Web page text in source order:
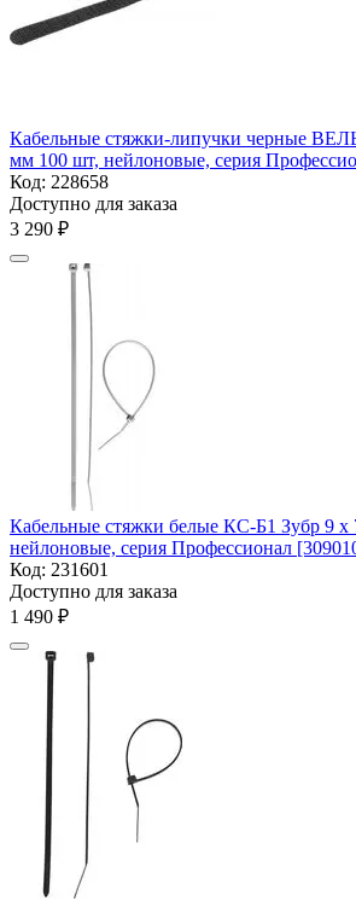
Кабельные стяжки-липучки черные
мм 100 шт, нейлоновые, серия
Код: 228658
Доступно для заказа
3 290 ₽
Кабельные стяжки белые КС-Б1 Зубр 9 x
нейлоновые, серия Профессионал
Код: 231601
Доступно для заказа
1 490 ₽